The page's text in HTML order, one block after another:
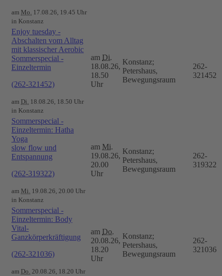
am Mo. 17.08.26, 19.45 Uhr
in Konstanz
Enjoy tuesday -
Abschalten vom Alltag
mit klassischer Aerobic
Sommerspecial -
Einzeltermin
(262-321452)
am Di. 18.08.26, 18.50 Uhr
in Konstanz
am Di.
18.08.26,
18.50
Uhr
Konstanz;
Petershaus,
Bewegungsraum
262-
321452
Sommerspecial -
Einzeltermin: Hatha
Yoga
slow flow und
Entspannung
(262-319322)
am Mi. 19.08.26, 20.00 Uhr
in Konstanz
am Mi.
19.08.26,
20.00
Uhr
Konstanz;
Petershaus,
Bewegungsraum
262-
319322
Sommerspecial -
Einzeltermin: Body
Vital-
Ganzkörperkräftigung
(262-321036)
am Do. 20.08.26, 18.20 Uhr
am Do.
20.08.26,
18.20
Uhr
Konstanz;
Petershaus,
Bewegungsraum
262-
321036